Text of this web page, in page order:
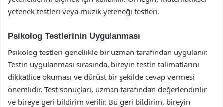
yetenek testleri veya müzik yeteneği testleri.
Psikolog Testlerinin Uygulanması
Psikolog testleri genellikle bir uzman tarafından uygulanır.
Testin uygulanması sırasında, bireyin testin talimatlarını
dikkatlice okuması ve dürüst bir şekilde cevap vermesi
önemlidir. Test sonuçları, uzman tarafından değerlendirilir
ve bireye geri bildirim verilir. Bu geri bildirim, bireyin